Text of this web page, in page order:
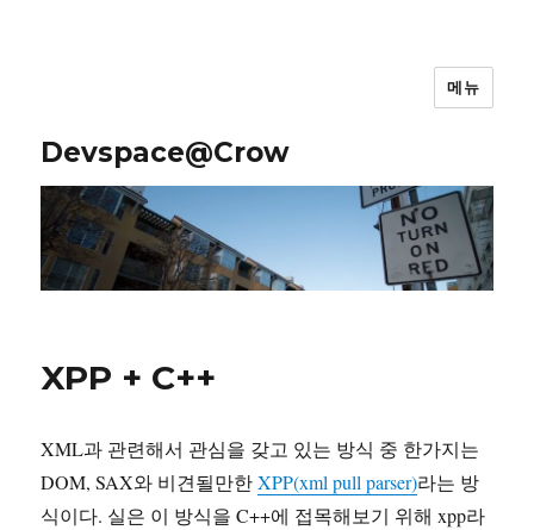
Devspace@Crow
메뉴
XPP + C++
XML과 관련해서 관심을 갖고 있는 방식 중 한가지는
DOM, SAX와 비견될만한XPP(xml pull parser)라는 방
식이다. 실은 이 방식을 C++에 접목해보기 위해 xpp라